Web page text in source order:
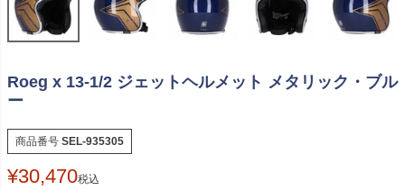
Roeg x 13-1/2 ジェットヘルメット メタリック・ブル
ー
商品番号 SEL-935305
¥30,470税込